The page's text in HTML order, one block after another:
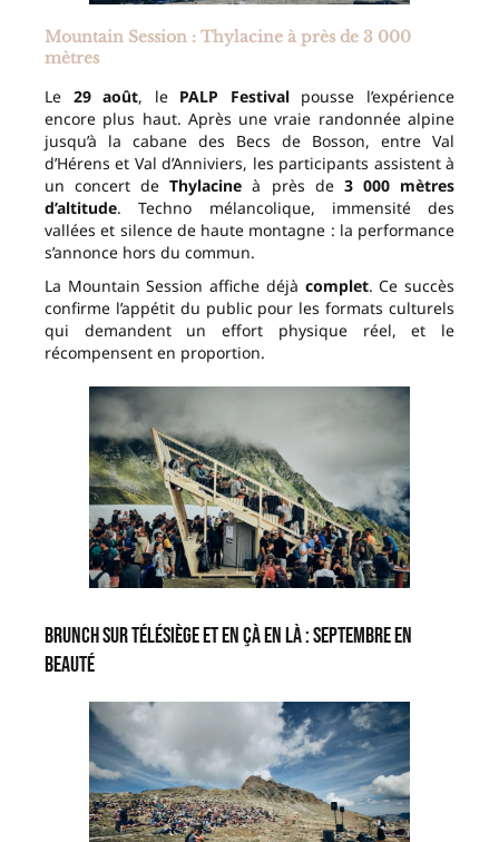
Mountain Session : Thylacine à près de 3 000
mètres
Le 29 août, le PALP Festivalpousse l’expérience
encore plus haut. Après une vraie randonnée alpine
jusqu’à la cabane des Becs de Bosson, entre Val
d’Hérens et Val d’Anniviers, les participants assistent à
un concert deThylacine à près de 3 000 mètres
d’altitude. Techno mélancolique, immensité des
vallées et silence de haute montagne : la performance
s’annonce hors du commun.
La Mountain Session affiche déjà complet. Ce succès
confirme l’appétit du public pour les formats culturels
qui demandent un effort physique réel, et le
récompensent en proportion.
Brunch sur télésiège et En çà en là : septembre en
beauté